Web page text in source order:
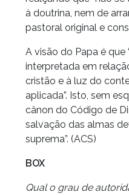
à doutrina, nem de
pastoral original e
A visão do Papa é que
interpretada em
cristão e à luz do
aplicada”. Isto, sem
cânon do Código de
salvação das almas
suprema”. (ACS)
BOX
Qual o grau de